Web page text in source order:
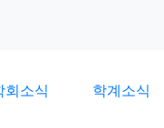
회소식 학계소식